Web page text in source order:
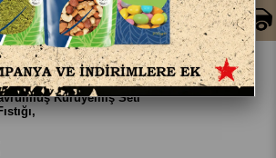
Seti 1kg X 4 Paket
Kuruyemiş Seti